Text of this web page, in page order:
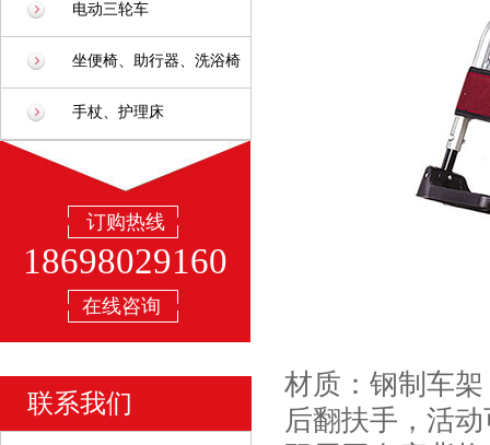
电动三轮车
坐便椅、助行器、洗浴椅
手杖、护理床
订购热线
18698029160
在线咨询
联系我们
材质：钢制车
后翻扶手，活